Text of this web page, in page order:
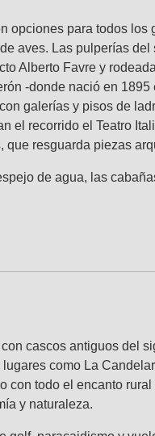
opciones para todos
aves. Las pulperías
Alberto Favre y
-donde nació en
galerías y pisos de
el recorrido el Teatro
resguarda piezas
de agua, las
cascos antiguos del
como La
con todo el encanto
y naturaleza.